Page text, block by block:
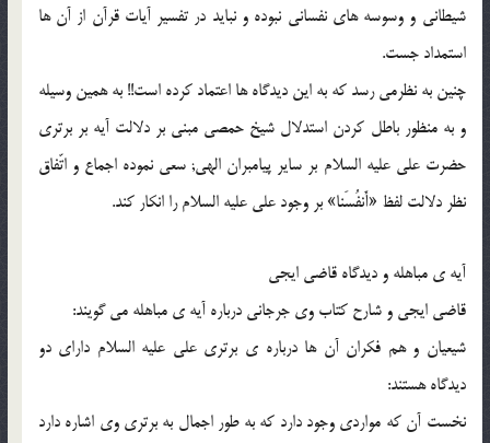
شیطانى و وسوسه هاى نفسانى نبوده و نباید در تفسیر آیات قرآن از آن ها
استمداد جست.
چنین به نظرمى رسد که به این دیدگاه ها اعتماد کرده است!! به همین وسیله
و به منظور باطل کردن استدلال شیخ حمصى مبنى بر دلالت آیه بر برترى
حضرت على علیه السلام بر سایر پیامبران الهى; سعى نموده اجماع و اتّفاق
نظر دلالت لفظ «أَنفُسَنا» بر وجود على علیه السلام را انکار کند.
آیه ی مباهله و دیدگاه قاضى ایجى
قاضى ایجى و شارح کتاب وى جرجانى درباره آیه ی مباهله مى گویند:
شیعیان و هم فکران آن ها درباره ی برترى على علیه السلام داراى دو
دیدگاه هستند:
نخست آن که مواردى وجود دارد که به طور اجمال به برترى وى اشاره دارد